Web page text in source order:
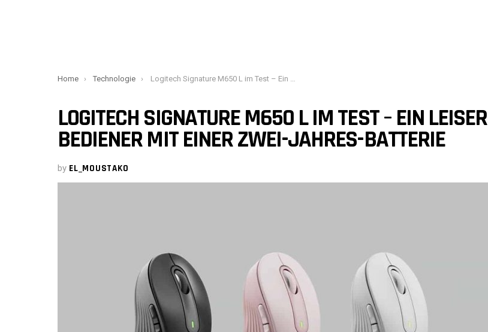
You are here:
Home Technologie Logitech Signature M650 L im Test – Ein leiser Bediener mit einer Zwei-Jahres-Batterie
LOGITECH SIGNATURE M650 L IM TEST – EIN LEISER
BEDIENER MIT EINER ZWEI-JAHRES-BATTERIE
by EL_MOUSTAKO